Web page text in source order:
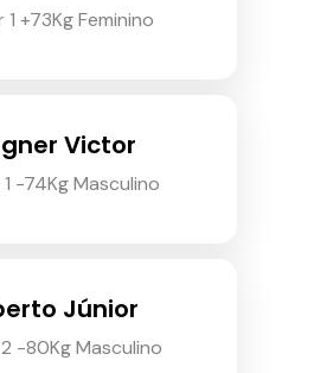
+73Kg Feminino
Victor
-74Kg Masculino
Júnior
-80Kg Masculino